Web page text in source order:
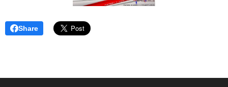
Share